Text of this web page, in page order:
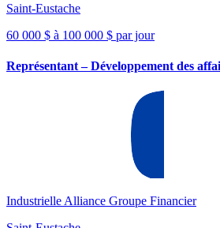
Saint-Eustache
60 000 $ à 100 000 $ par jour
Représentant – Développement des
Industrielle Alliance Groupe Financier